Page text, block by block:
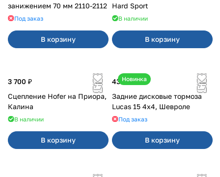
занижением 70 мм 2110-2112
Под заказ
В корзину
Hard Sport
В наличии
В корзину
3 700 ₽
Сцепление Hofer на Приора,
Калина
В наличии
В корзину
Новинка
43 000 ₽
Задние дисковые тормоза
Lucas 15 4х4, Шевроле
Под заказ
В корзину